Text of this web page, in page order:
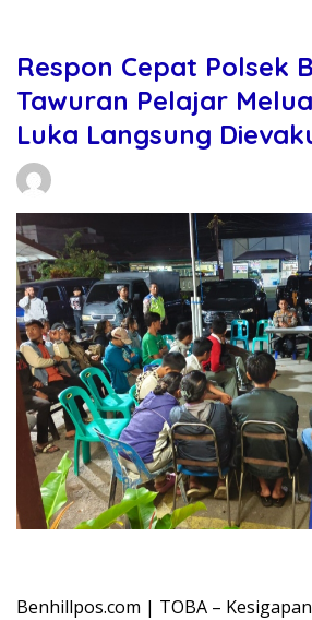
Respon Cepat Polsek
Tawuran Pelajar
Luka Langsung
Benhillpos.com | TOBA –